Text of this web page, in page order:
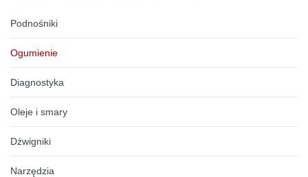
Podnośniki
Ogumienie
Diagnostyka
Oleje i smary
Dźwigniki
Narzędzia